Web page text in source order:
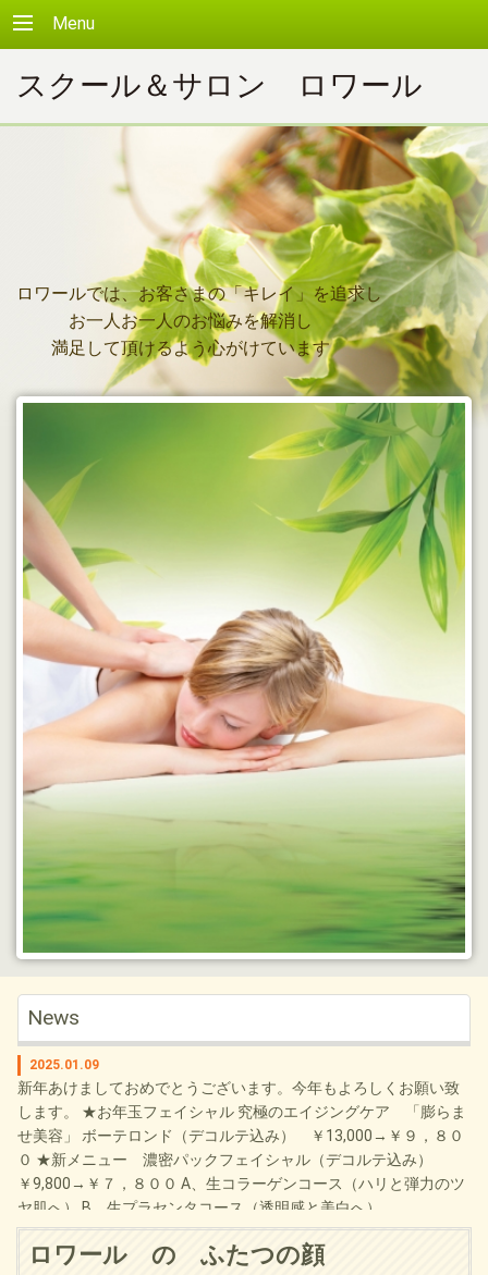
Menu
スクール＆サロン ロワール
ロワールでは、お客さまの「キレイ」を追求し
お一人お一人のお悩みを解消し
満足して頂けるよう心がけています
News
2025.01.09
新年あけましておめでとうございます。今年もよろしくお願い致
します。 ★お年玉フェイシャル 究極のエイジングケア 「膨らま
せ美容」 ボーテロンド（デコルテ込み） ￥13,000→￥９，８０
０ ★新メニュー 濃密パックフェイシャル（デコルテ込み）
￥9,800→￥７，８００ A、生コラーゲンコース（ハリと弾力のツ
ヤ肌へ） B、生プラセンタコース（透明感と美白へ）
2024.07.01
ロワール の ふたつの顔